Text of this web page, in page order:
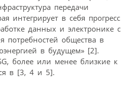
передачи
интегрирует в себя прогресс
данных и электронике с
потребностей общества в
в будущем» [2].
более или менее близкие к
в [3, 4 и 5].